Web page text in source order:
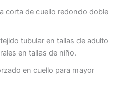
corta de cuello redondo doble
tubular en tallas de adulto
en tallas de niño.
en cuello para mayor